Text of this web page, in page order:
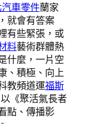
車零件蘭家
就會有答案
有些緊張，或
料藝術群體熱
什麼，一片空
、積極、向上
教頻道運福斯
《聚活氣長者
點、傳播影